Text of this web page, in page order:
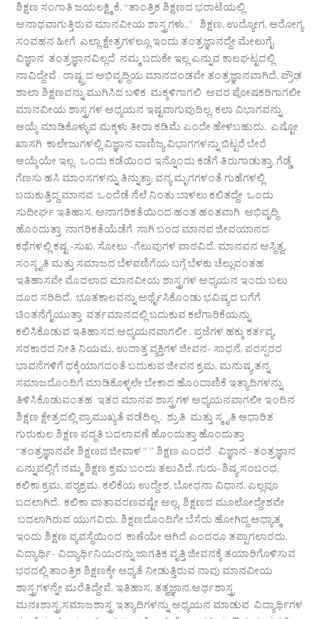
ಶಿಕ್ಷಣ ಸಂಗಾತಿ ಜಯಲಕ್ಷ್ಮಿ ಕೆ. “ತಾಂತ್ರಿಕ ಶಿಕ್ಷಣದ ಭರಾಟೆಯಲ್ಲಿ
ಅನಾಥವಾಗುತ್ತಿರುವ ಮಾನವೀಯ ಶಾಸ್ತ್ರಗಳು..” ಶಿಕ್ಷಣ, ಉದ್ಯೋಗ, ಆರೋಗ್ಯ
ಸಂವಹನ ಹೀಗೆ ಎಲ್ಲಾ ಕ್ಷೇತ್ರಗಳಲ್ಲೂ ಇಂದು ತಂತ್ರಜ್ಞಾನದ್ದೇ ಮೇಲುಗೈ.
ವಿಜ್ಞಾನ ತಂತ್ರಜ್ಞಾನವಿಲ್ಲದೆ ನಮ್ಮ ಬದುಕೇ ಇಲ್ಲ ಎನ್ನುವ ಕಾಲಘಟ್ಟದಲ್ಲಿ
ನಾವಿದ್ದೇವೆ . ರಾಷ್ಟ್ರದ ಅಭಿವೃದ್ಧಿಯ ಮಾನದಂಡವೇ ತಂತ್ರಜ್ಞಾನವಾಗಿದೆ. ಪ್ರೌಢ
ಶಾಲಾ ಶಿಕ್ಷಣವನ್ನು ಮುಗಿಸಿದ ಬಳಿಕ ಮಕ್ಕಳಿಗಾಗಲಿ ಅವರ ಪೋಷಕರಿಗಾಗಲೀ
ಮಾನವೀಯ ಶಾಸ್ತ್ರಗಳ ಅಧ್ಯಯನ ಇಷ್ಟವಾಗುವುದಿಲ್ಲ. ಕಲಾ ವಿಭಾಗವನ್ನು
ಆಯ್ಕೆ ಮಾಡಿಕೊಳ್ಳುವ ಮಕ್ಕಳು ತೀರಾ ಕಡಿಮೆ ಎಂದೇ ಹೇಳಬಹುದು. ಎಷ್ಟೋ
ಖಾಸಗಿ ಕಾಲೇಜುಗಳಲ್ಲಿ ವಿಜ್ಞಾನ ವಾಣಿಜ್ಯ ವಿಭಾಗಗಳನ್ನು ಬಿಟ್ಟರೆ ಬೇರೆ
ಆಯ್ಕೆಯೇ ಇಲ್ಲ. ಒಂದು ಕಡೆಯಿಂದ ಇನ್ನೊಂದು ಕಡೆಗೆ ತಿರುಗಾಡುತ್ತಾ, ಗೆಡ್ಡೆ
ಗೆಣಸು ಹಸಿ ಮಾಂಸಗಳನ್ನು ತಿನ್ನುತ್ತಾ, ವನ್ಯ ಮೃಗಗಳಂತೆ ಗುಹೆಗಳಲ್ಲಿ
ಬದುಕುತ್ತಿದ್ದ ಮಾನವ ಒಂದೆಡೆ ನೆಲೆ ನಿಂತು ಬಾಳಲು ಕಲಿತದ್ದೇ ಒಂದು
ಸುದೀರ್ಘ ಇತಿಹಾಸ. ಅನಾಗರಿಕತೆಯಿಂದ ಹಂತ ಹಂತವಾಗಿ ಅಭಿವೃದ್ಧಿ
ಹೊಂದುತ್ತಾ ನಾಗರಿಕತೆಯೆಡೆಗೆ ಸಾಗಿ ಬಂದ ಮಾನವ ಜೀವಯಾನದ
ಕಥೆಗಳಲ್ಲಿ ಕಷ್ಟ -ಸುಖ, ಸೋಲು -ಗೆಲುವುಗಳ ಪಾಠವಿದೆ. ಮಾನವನ ಅಸ್ಥಿತ್ವ,
ಸಂಸ್ಕೃತಿ ಮತ್ತು ಸಮಾಜದ ಬೆಳವಣಿಗೆಯ ಬಗ್ಗೆ ಬೆಳಕು ಚೆಲ್ಲುವಂತಹ
ಇತಿಹಾಸವೇ ಮೊದಲಾದ ಮಾನವೀಯ ಶಾಸ್ತ್ರಗಳ ಅಧ್ಯಯನ ಇಂದು ಬಲು
ದೂರ ಸರಿದಿದೆ. ಭೂತಕಾಲವನ್ನು ಅರ್ಥೈಸಿಕೊಂಡು ಭವಿಷ್ಯದ ಬಗೆಗೆ
ಚಿಂತನೆಗೈಯುತ್ತಾ ವರ್ತಮಾನದಲ್ಲಿ ಬದುಕುವ ಕಲೆಗಾರಿಕೆಯನ್ನು
ಕಲಿಸಿಕೊಡುವ ಇತಿಹಾಸದ ಅಧ್ಯಯನವಾಗಲೀ . ಪ್ರಜೆಗಳ ಹಕ್ಕು ಕರ್ತವ್ಯ,
ಸರಕಾರದ ನೀತಿ ನಿಯಮ, ಉದಾತ್ತ ವ್ಯಕ್ತಿಗಳ ಜೀವನ- ಸಾಧನೆ, ಪರಸ್ಪರರ
ಭಾವನೆಗಳಿಗೆ ಧಕ್ಕೆಯಾಗದಂತೆ ಬದುಕುವ ಜೀವನ ಕ್ರಮ, ಮನುಷ್ಯ ತನ್ನ
ಸಮಾಜದೊಂದಿಗೆ ಮಾಡಿಕೊಳ್ಳಲೇ ಬೇಕಾದ ಹೊಂದಾಣಿಕೆ ಇತ್ಯಾದಿಗಳನ್ನು
ತಿಳಿಸಿಕೊಡುವಂತಹ ಇತರ ಮಾನವ ಶಾಸ್ತ್ರಗಳ ಅಧ್ಯಯನವಾಗಲೀ ಇಂದಿನ
ಶಿಕ್ಷಣ ಕ್ಷೇತ್ರದಲ್ಲಿ ಪ್ರಾಮುಖ್ಯತೆ ಪಡೆದಿಲ್ಲ . ಶ್ರುತಿ ಮತ್ತು ಸ್ಮೃತಿ ಆಧಾರಿತ
ಗುರುಕುಲ ಶಿಕ್ಷಣ ಪದ್ಧತಿ ಬದಲಾವಣೆ ಹೊಂದುತ್ತಾ ಹೊಂದುತ್ತಾ
“ತಂತ್ರಜ್ಞಾನವೇ ಶಿಕ್ಷಣದ ಜೀವಾಳ ” ” ಶಿಕ್ಷಣ ಎಂದರೆ ವಿಜ್ಞಾನ -ತಂತ್ರಜ್ಞಾನ
ಎನ್ನುವಲ್ಲಿಗೆ ನಮ್ಮ ಶಿಕ್ಷಣ ಕ್ರಮ ಬಂದು ತಲುಪಿದೆ. ಗುರು-ಶಿಷ್ಯ ಸಂಬಂಧ,
ಕಲಿಕಾ ಕ್ರಮ, ಪಠ್ಯಕ್ರಮ, ಕಲಿಕೆಯ ಉದ್ದೇಶ, ಬೋಧನಾ ವಿಧಾನ, ಎಲ್ಲವೂ
ಬದಲಾಗಿದೆ. ಕಲಿಕಾ ವಾತಾವರಣವಷ್ಟೇ ಅಲ್ಲ, ಶಿಕ್ಷಣದ ಮೂಲೋದ್ದೇಶವೇ
ಬದಲಾಗಿರುವ ಯುಗವಿದು. ಶಿಕ್ಷಣದೊಂದಿಗೇ ಬೆಸೆದು ಹೋಗಿದ್ದ ಅಧ್ಯಾತ್ಮ
ಇಂದು ಶಿಕ್ಷಣ ವ್ಯವಸ್ಥೆಯಿಂದ ಕಾಣೆಯೇ ಆಗಿದೆ ಎಂದರೂ ತಪ್ಪಾಗಲಾರದು.
ವಿದ್ಯಾರ್ಥಿ- ವಿದ್ಯಾರ್ಥಿನಿಯರನ್ನು ಜಾಗತಿಕ ವೃತ್ತಿ ಜೀವನಕ್ಕೆ ತಯಾರಿಗೊಳಿಸುವ
ಭರದಲ್ಲಿ ತಾಂತ್ರಿಕ ಶಿಕ್ಷಣಕ್ಕೇ ಆಧ್ಯತೆ ನೀಡುತ್ತಿರುವ ನಾವು ಮಾನವೀಯ
ಶಾಸ್ತ್ರಗಳನ್ನೇ ಮರೆತಿದ್ದೇವೆ. ಇತಿಹಾಸ, ತತ್ವಜ್ಞಾನ,ಅರ್ಥಶಾಸ್ತ್ರ
ಮನಃಶಾಸ್ತ್ರ,ಸಮಾಜಶಾಸ್ತ್ರ ಇತ್ಯಾದಿಗಳನ್ನು ಅಧ್ಯಯನ ಮಾಡುವ ವಿದ್ಯಾರ್ಥಿಗಳ